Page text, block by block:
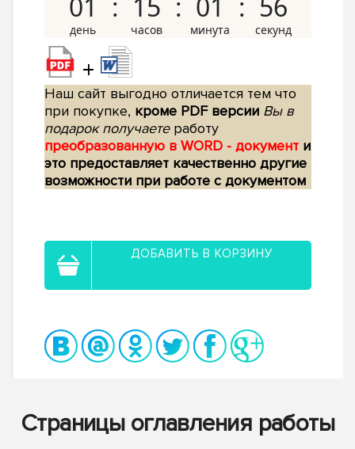
01 15 01 55
+
Наш сайт выгодно отличается тем что
при покупке, кроме PDF версии Вы в
подарок получаетеработу
преобразованную в WORD - документ и
это предоставляет качественно другие
возможности при работе с документом
ДОБАВИТЬ В КОРЗИНУ
Страницы оглавления работы